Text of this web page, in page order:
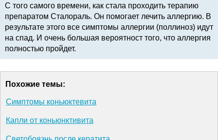
С того самого времени, как стала проходить терапию
препаратом Сталораль. Он помогает лечить аллергию. В
результате этого все симптомы аллергии (поллиноз) идут
на спад. И очень большая вероятност того, что аллергия
полностью пройдет.
Похожие темы:
Симптомы коньюктевита
Капли от коньюнктивита